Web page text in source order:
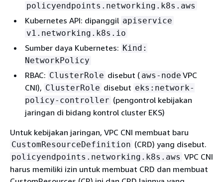
policyendpoints.networking.k8s.aws
Kubernetes API: dipanggil apiservice
v1.networking.k8s.io
Sumber daya Kubernetes: Kind:
NetworkPolicy
RBAC: ClusterRole disebut ( aws-node VPC
CNI), ClusterRole disebut eks:network-
policy-controller (pengontrol kebijakan
jaringan di bidang kontrol cluster EKS)
Untuk kebijakan jaringan, VPC CNI membuat baru
CustomResourceDefinition (CRD) yang disebut.
policyendpoints.networking.k8s.aws VPC CNI
harus memiliki izin untuk membuat CRD dan membuat